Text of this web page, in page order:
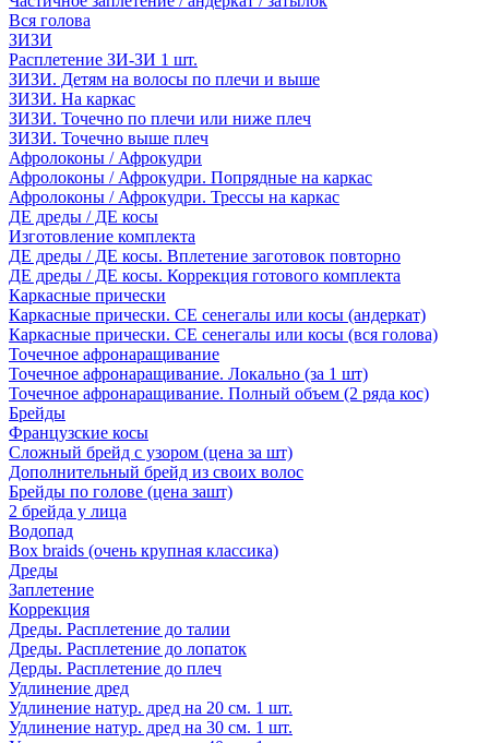
Вся голова
ЗИЗИ
Расплетение ЗИ-ЗИ 1 шт.
ЗИЗИ. Детям на волосы по плечи и выше
ЗИЗИ. На каркас
ЗИЗИ. Точечно по плечи или ниже плеч
ЗИЗИ. Точечно выше плеч
Афролоконы / Афрокудри
Афролоконы / Афрокудри. Попрядные на каркас
Афролоконы / Афрокудри. Трессы на каркас
ДЕ дреды / ДЕ косы
Изготовление комплекта
ДЕ дреды / ДЕ косы. Вплетение заготовок повторно
ДЕ дреды / ДЕ косы. Коррекция готового комплекта
Каркасные прически
Каркасные прически. СЕ сенегалы или косы (андеркат)
Каркасные прически. СЕ сенегалы или косы (вся голова)
Точечное афронаращивание
Точечное афронаращивание. Локально (за 1 шт)
Точечное афронаращивание. Полный объем (2 ряда кос)
Брейды
Французские косы
Сложный брейд с узором (цена за шт)
Дополнительный брейд из своих волос
Брейды по голове (цена зашт)
2 брейда у лица
Водопад
Box braids (очень крупная классика)
Дреды
Заплетение
Коррекция
Дреды. Расплетение до талии
Дреды. Расплетение до лопаток
Дерды. Расплетение до плеч
Удлинение дред
Удлинение натур. дред на 20 см. 1 шт.
Удлинение натур. дред на 30 см. 1 шт.